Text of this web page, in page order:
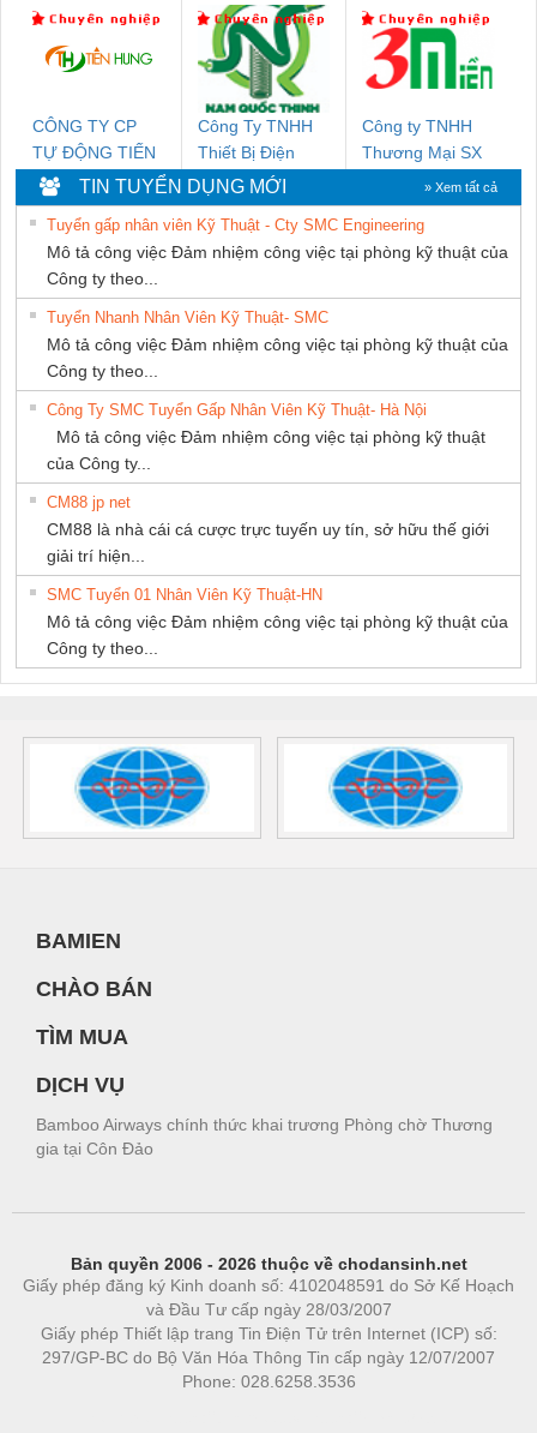
PHƯƠNG NAM
THIÊN ÂN VIỆT
NAM
NAM
CÔNG TY CP
TỰ ĐỘNG TIẾN
HƯNG
Công Ty TNHH
Thiết Bị Điện
Nam Quốc Thịnh
Công ty TNHH
Thương Mại SX
TIN TUYỂN DỤNG MỚI » Xem tất cả
Tuyển gấp nhân viên Kỹ Thuật - Cty SMC Engineering
Mô tả công việc Đảm nhiệm công việc tại phòng kỹ thuật của
Công ty theo...
Tuyển Nhanh Nhân Viên Kỹ Thuật- SMC
Mô tả công việc Đảm nhiệm công việc tại phòng kỹ thuật của
Công ty theo...
Công Ty SMC Tuyển Gấp Nhân Viên Kỹ Thuật- Hà Nội
Mô tả công việc Đảm nhiệm công việc tại phòng kỹ thuật
của Công ty...
CM88 jp net
CM88 là nhà cái cá cược trực tuyến uy tín, sở hữu thế giới
giải trí hiện...
SMC Tuyển 01 Nhân Viên Kỹ Thuật-HN
Mô tả công việc Đảm nhiệm công việc tại phòng kỹ thuật của
Công ty theo...
BAMIEN
CHÀO BÁN
TÌM MUA
DỊCH VỤ
Bamboo Airways chính thức khai trương Phòng chờ Thương
gia tại Côn Đảo
Bản quyền 2006 - 2026 thuộc về chodansinh.net
Giấy phép đăng ký Kinh doanh số: 4102048591 do Sở Kế Hoạch
và Đầu Tư cấp ngày 28/03/2007
Giấy phép Thiết lập trang Tin Điện Tử trên Internet (ICP) số:
297/GP-BC do Bộ Văn Hóa Thông Tin cấp ngày 12/07/2007
Phone: 028.6258.3536